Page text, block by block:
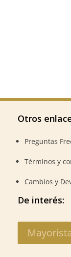
Otros
Preguntas
Términos y
Cambios y
De interés: